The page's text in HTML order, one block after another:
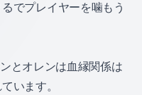
でプレイヤーを噛もう
とオレンは血縁関係は
います。